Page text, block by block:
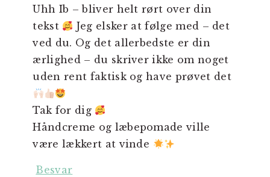
Uhh Ib – bliver helt rørt over din
tekst
Jeg elsker at følge med – det
ved du. Og det allerbedste er din
ærlighed – du skriver ikke om noget
uden rent faktisk og have prøvet det
Tak for dig
Håndcreme og læbepomade ville
være lækkert at vinde
Besvar